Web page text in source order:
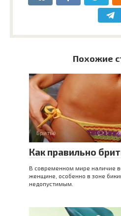
Похожие
Бритьё 1
Как правильно
В современном мире наличие
женщине, особенно в зоне
недопустимым.